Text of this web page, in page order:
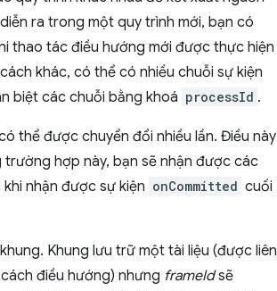
ra trong một quy trình mới, bạn có
thao tác điều hướng mới được thực hiện
khác, có thể có nhiều chuỗi sự kiện
biệt các chuỗi bằng khoá processId .
thể được chuyển đổi nhiều lần. Điều này
hợp này, bạn sẽ nhận được các
nhận được sự kiện onCommitted cuối
Khung lưu trữ một tài liệu (được liên
điều hướng) nhưng frameIdsẽ